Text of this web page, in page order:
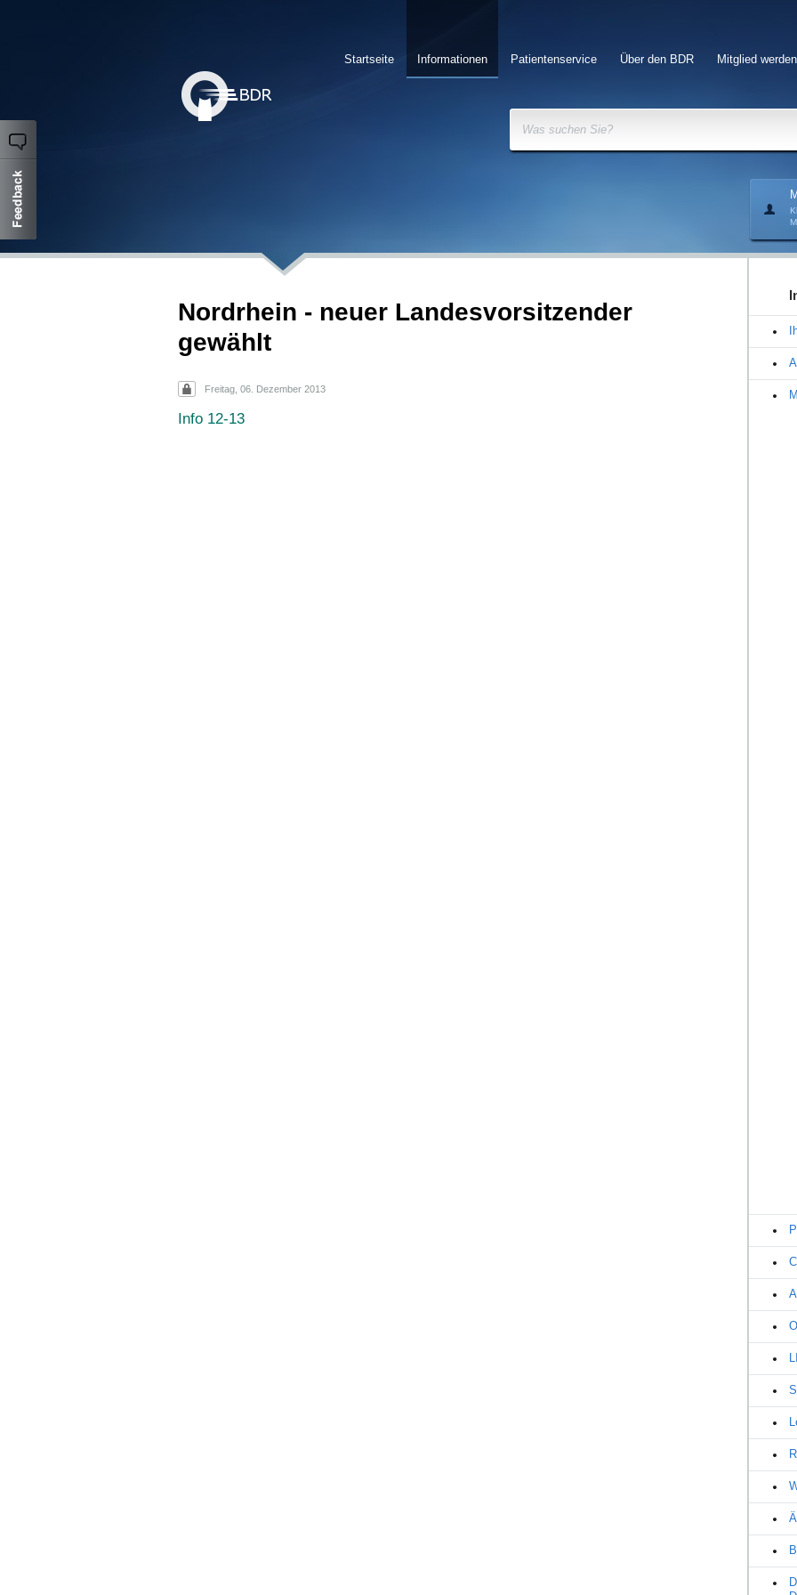
Mitglied werden
Über den BDR
Patientenservice
Informationen
Startseite
Was suchen Sie?
Nordrhein - neuer Landesvorsitzender
gewählt
Freitag, 06. Dezember 2013
Info 12-13